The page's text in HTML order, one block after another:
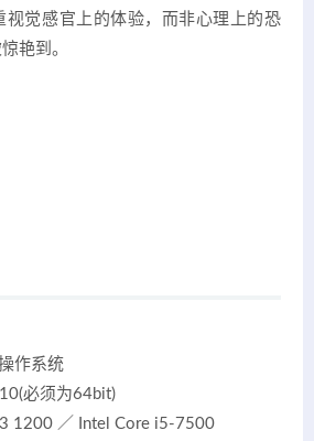
视觉感官上的体验，而非心理上的恐
艳到。
作系统
必须为64bit)
1200 ／ Intel Core i5-7500